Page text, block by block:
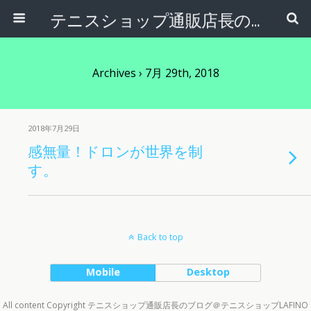
テニスショップ通販店長のブログ＠テニスショップLAFINO 西山克久
Archives › 7月 29th, 2018
2018年7月29日
感無量！ドロンが世界を制
す。
Back to top
Mobile Desktop
All content Copyright テニスショップ通販店長のブログ＠テニスショップLAFINO